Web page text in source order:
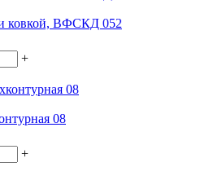
и ковкой, ВФСКД 052
+
08
+